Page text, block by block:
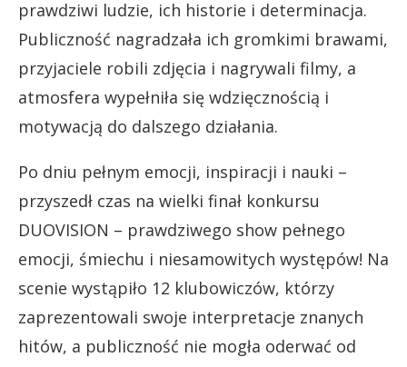
prawdziwi ludzie, ich historie i determinacja.
Publiczność nagradzała ich gromkimi brawami,
przyjaciele robili zdjęcia i nagrywali filmy, a
atmosfera wypełniła się wdzięcznością i
motywacją do dalszego działania.
Po dniu pełnym emocji, inspiracji i nauki –
przyszedł czas na wielki finał konkursu
DUOVISION – prawdziwego show pełnego
emocji, śmiechu i niesamowitych występów! Na
scenie wystąpiło 12 klubowiczów, którzy
zaprezentowali swoje interpretacje znanych
hitów, a publiczność nie mogła oderwać od